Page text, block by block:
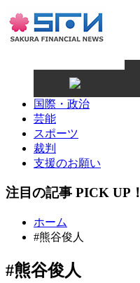
国際・政治
芸能
スポーツ
裁判
支援のお願い
注目の記事 PICK UP！
ホーム
#熊谷俊人
#熊谷俊人